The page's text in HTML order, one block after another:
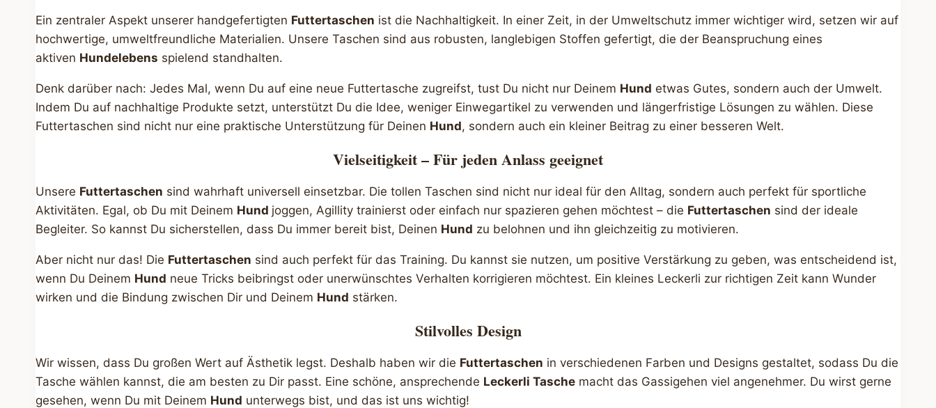
Ein zentraler Aspekt unserer handgefertigten Futtertaschen ist die Nachhaltigkeit. In einer Zeit, in der Umweltschutz immer wichtiger wird, setzen wir auf
hochwertige, umweltfreundliche Materialien. Unsere Taschen sind aus robusten, langlebigen Stoffen gefertigt, die der Beanspruchung eines
aktiven Hundelebens spielend standhalten.
Denk darüber nach: Jedes Mal, wenn Du auf eine neue Futtertasche zugreifst, tust Du nicht nur Deinem Hund etwas Gutes, sondern auch der Umwelt.
Indem Du auf nachhaltige Produkte setzt, unterstützt Du die Idee, weniger Einwegartikel zu verwenden und längerfristige Lösungen zu wählen. Diese
Futtertaschen sind nicht nur eine praktische Unterstützung für Deinen Hund, sondern auch ein kleiner Beitrag zu einer besseren Welt.
Vielseitigkeit – Für jeden Anlass geeignet
Unsere Futtertaschen sind wahrhaft universell einsetzbar. Die tollen Taschen sind nicht nur ideal für den Alltag, sondern auch perfekt für sportliche
Aktivitäten. Egal, ob Du mit Deinem Hund joggen, Agillity trainierst oder einfach nur spazieren gehen möchtest – die Futtertaschen sind der ideale
Begleiter. So kannst Du sicherstellen, dass Du immer bereit bist, Deinen Hund zu belohnen und ihn gleichzeitig zu motivieren.
Aber nicht nur das! Die Futtertaschen sind auch perfekt für das Training. Du kannst sie nutzen, um positive Verstärkung zu geben, was entscheidend ist,
wenn Du Deinem Hund neue Tricks beibringst oder unerwünschtes Verhalten korrigieren möchtest. Ein kleines Leckerli zur richtigen Zeit kann Wunder
wirken und die Bindung zwischen Dir und Deinem Hund stärken.
Stilvolles Design
Wir wissen, dass Du großen Wert auf Ästhetik legst. Deshalb haben wir die Futtertaschen in verschiedenen Farben und Designs gestaltet, sodass Du die
Tasche wählen kannst, die am besten zu Dir passt. Eine schöne, ansprechende Leckerli Tasche macht das Gassigehen viel angenehmer. Du wirst gerne
gesehen, wenn Du mit Deinem Hund unterwegs bist, und das ist uns wichtig!